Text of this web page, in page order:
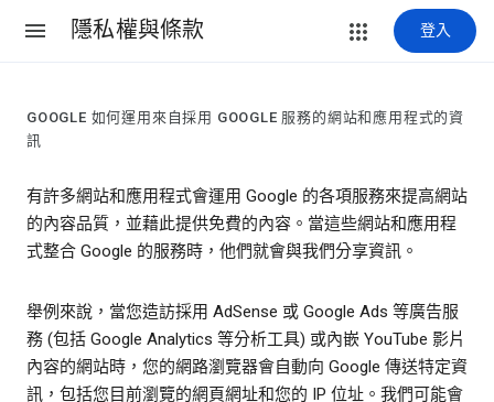
隱私權與條款 登入
GOOGLE 如何運用來自採用 GOOGLE 服務的網站和應用程式的資
訊
有許多網站和應用程式會運用 Google 的各項服務來提高網站
的內容品質，並藉此提供免費的內容。當這些網站和應用程
式整合 Google 的服務時，他們就會與我們分享資訊。
舉例來說，當您造訪採用 AdSense 或 Google Ads 等廣告服
務 (包括 Google Analytics 等分析工具) 或內嵌 YouTube 影片
內容的網站時，您的網路瀏覽器會自動向 Google 傳送特定資
訊，包括您目前瀏覽的網頁網址和您的 IP 位址。我們可能會